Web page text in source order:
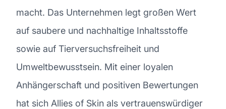
macht. Das Unternehmen legt großen Wert
auf saubere und nachhaltige Inhaltsstoffe
sowie auf Tierversuchsfreiheit und
Umweltbewusstsein. Mit einer loyalen
Anhängerschaft und positiven Bewertungen
hat sich Allies of Skin als vertrauenswürdiger